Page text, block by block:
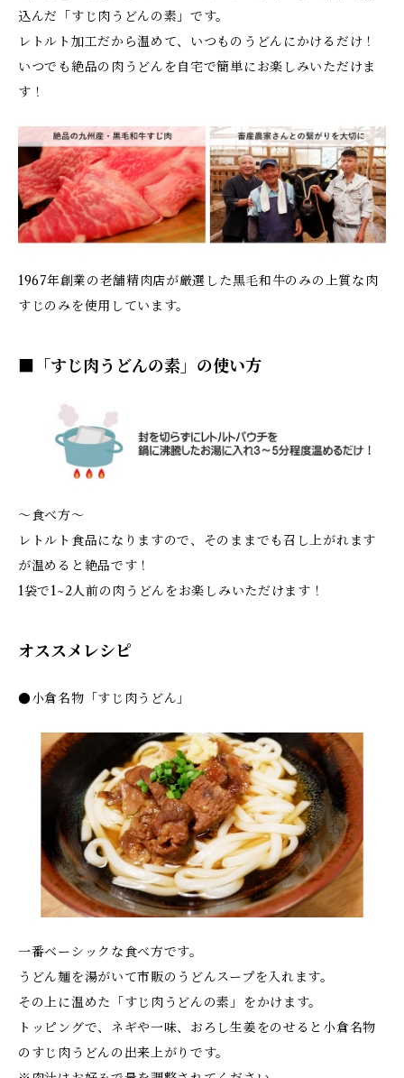
込んだ「すじ肉うどんの素」です。
レトルト加工だから温めて、いつものうどんにかけるだけ！
いつでも絶品の肉うどんを自宅で簡単にお楽しみいただけま
す！
1967年創業の老舗精肉店が厳選した黒毛和牛のみの上質な肉
すじのみを使用しています。
■「すじ肉うどんの素」の使い方
～食べ方～
レトルト食品になりますので、そのままでも召し上がれます
が温めると絶品です！
1袋で1~2人前の肉うどんをお楽しみいただけます！
オススメレシピ
●小倉名物「すじ肉うどん」
一番ベーシックな食べ方です。
うどん麺を湯がいて市販のうどんスープを入れます。
その上に温めた「すじ肉うどんの素」をかけます。
トッピングで、ネギや一味、おろし生姜をのせると小倉名物
のすじ肉うどんの出来上がりです。